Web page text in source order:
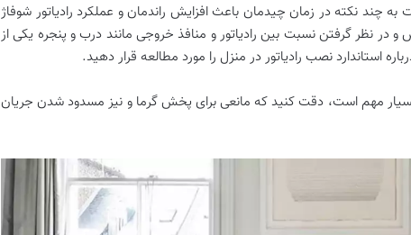
به چند نکته در زمان چیدمان باعث افزایش راندمان و عملکرد رادیاتور شوفاژ
نظر گرفتن نسبت بین رادیاتور و منافذ خروجی مانند درب و پنجره یکی از
استاندارد نصب رادیاتور در منزل را مورد مطالعه قرار دهید.
مهم است، دقت کنید که مانعی برای پخش گرما و نیز مسدود شدن جریان